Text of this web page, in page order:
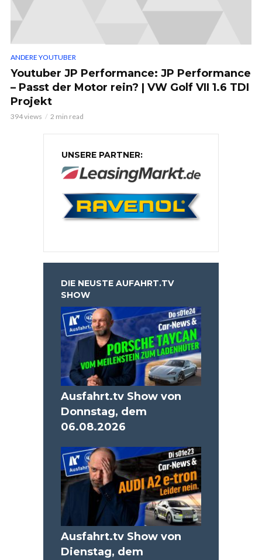
ANDERE YOUTUBER
Youtuber JP Performance: JP Performance
– Passt der Motor rein? | VW Golf VII 1.6 TDI
Projekt
394 views 2 min read
UNSERE PARTNER:
DIE NEUSTE AUFAHRT.TV
SHOW
Ausfahrt.tv Show von
Donnstag, dem
06.08.2026
Ausfahrt.tv Show von
Dienstag, dem